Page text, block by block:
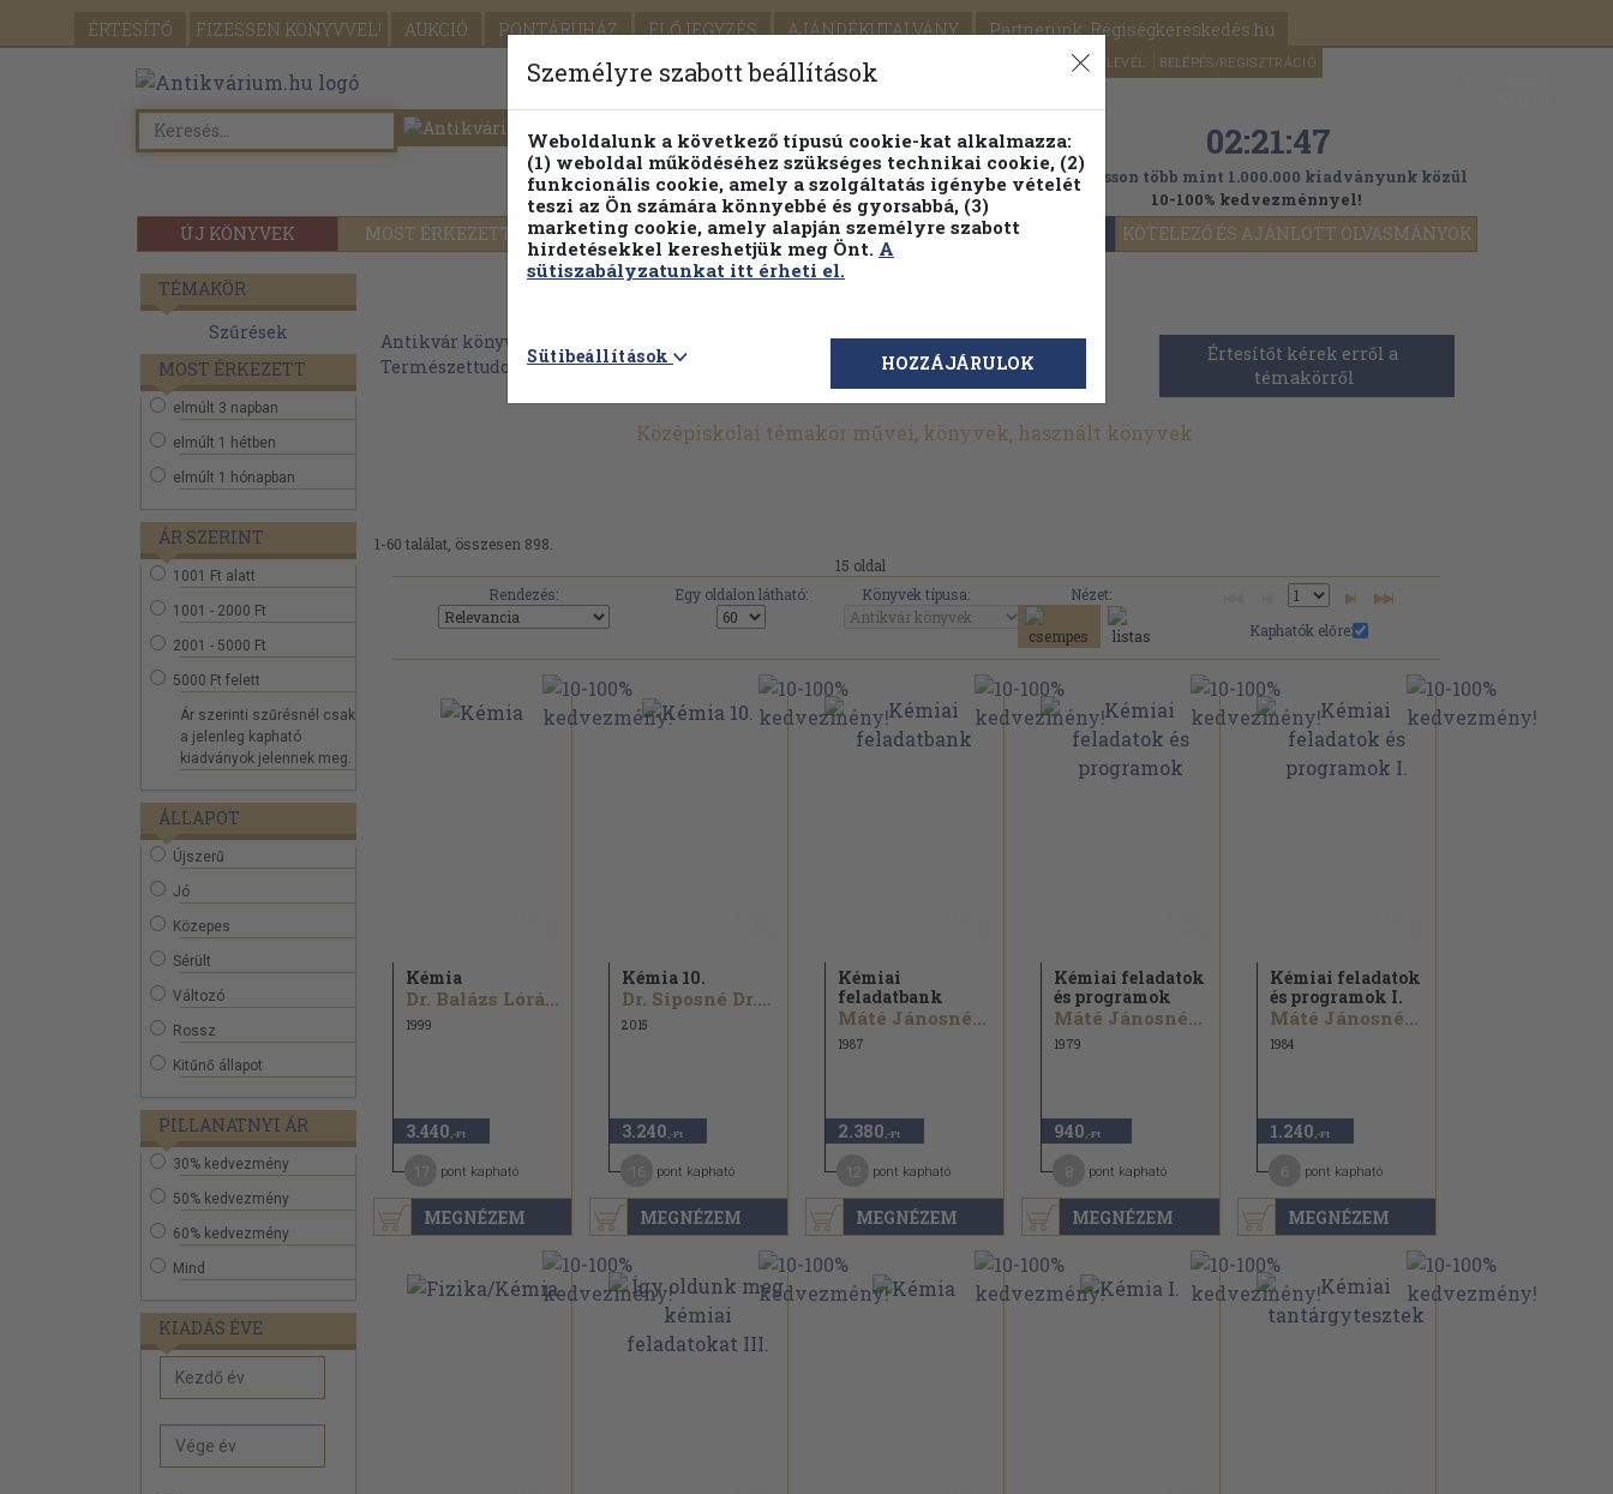
ÉRTESÍTŐ FIZESSEN KÖNYVVEL! AUKCIÓ PONTÁRUHÁZ ELŐJEGYZÉS AJÁNDÉKUTALVÁNY Partnerünk: Régiségkereskedés.hu
SEGÍTSÉG HÍRLEVÉL BELÉPÉS/REGISZTRÁCIÓ
ÚJ KÖNYVEK MOST ÉRKEZETT PILLANATNYI ÁRAINK FENNTARTHATÓ OLVASMÁNYOK KÖTELEZŐ ÉS AJÁNLOTT OLVASMÁNYOK
Részletes kereső Témaköri fa 02:21:45
Válogasson több mint 1.000.000 kiadványunk közül
10-100% kedvezménnyel!
TÉMAKÖR
Szűrések
MOST ÉRKEZETT
elmúlt 3 napban
elmúlt 1 hétben
elmúlt 1 hónapban
ÁR SZERINT
1001 Ft alatt
1001 - 2000 Ft
2001 - 5000 Ft
5000 Ft felett
Ár szerinti szűrésnél csak
a jelenleg kapható
kiadványok jelennek meg.
ÁLLAPOT
Újszerű
Jó
Közepes
Sérült
Változó
Rossz
Kitűnő állapot
PILLANATNYI ÁR
30% kedvezmény
50% kedvezmény
60% kedvezmény
Mind
KIADÁS ÉVE
Antikvár könyvek Tankönyvek, jegyzetek, szöveggyűjtemények>
Természettudományok>Kémia>Középiskolai
Értesítőt kérek erről a
témakörről
Középiskolai témakör művei, könyvek, használt könyvek
1-60 találat, összesen 898.
15 oldal
Rendezés:
Egy oldalon látható: Könyvek típusa:
Nézet:
Kaphatók előre:
MEGNÉZEM
Kémia
Dr. Balázs Lórántné...
1999
3.440 ,-Ft
pont kapható
MEGNÉZEM
Kémia 10.
Dr. Siposné Dr. Kedves Éva...
2015
3.240 ,-Ft
pont kapható
MEGNÉZEM
Kémiai
feladatbank
Máté Jánosné...
1987
2.380 ,-Ft
pont kapható
MEGNÉZEM
Kémiai feladatok
és programok
Máté Jánosné...
1979
940 ,-Ft
pont kapható
MEGNÉZEM
Kémiai feladatok
és programok I.
Máté Jánosné...
1984
1.240 ,-Ft
pont kapható
Személyre szabott beállítások
Weboldalunk a következő típusú cookie-kat alkalmazza:
(1) weboldal működéséhez szükséges technikai cookie, (2)
funkcionális cookie, amely a szolgáltatás igénybe vételét
teszi az Ön számára könnyebbé és gyorsabbá, (3)
marketing cookie, amely alapján személyre szabott
hirdetésekkel kereshetjük meg Önt. A
sütiszabályzatunkat itt érheti el.
Sütibeállítások HOZZÁJÁRULOK